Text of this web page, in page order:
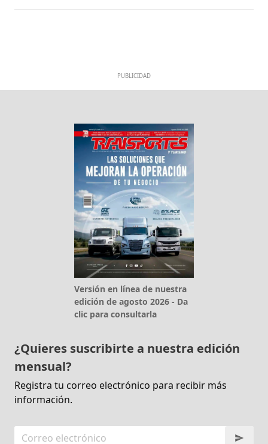
PUBLICIDAD
Versión en línea de nuestra
edición de agosto 2026 - Da
clic para consultarla
¿Quieres suscribirte a nuestra edición
mensual?
Registra tu correo electrónico para recibir más
información.